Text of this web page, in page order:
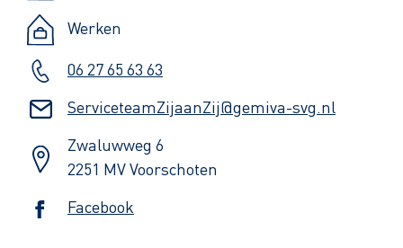
Werken
06 27 65 63 63
ServiceteamZijaanZij@gemiva-svg.nl
Zwaluwweg 6
2251 MV Voorschoten
Facebook